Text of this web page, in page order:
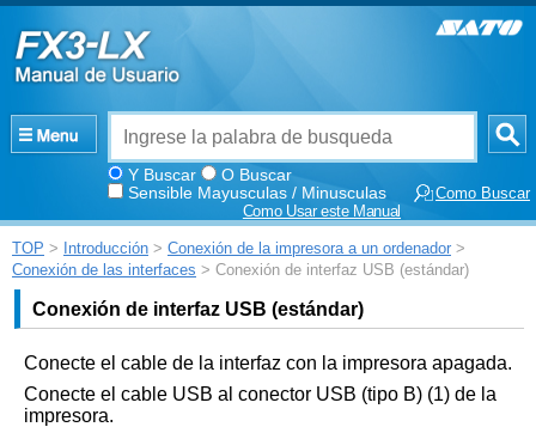
Y Buscar
O Buscar
Sensible Mayusculas / Minusculas
Como Buscar
Como Usar este Manual
TOP > Introducción > Conexión de la impresora a un ordenador >
Conexión de las interfaces > Conexión de interfaz USB (estándar)
Conexión de interfaz USB (estándar)
Conecte el cable de la interfaz con la impresora apagada.
Conecte el cable USB al conector USB (tipo B) (1) de la
impresora.